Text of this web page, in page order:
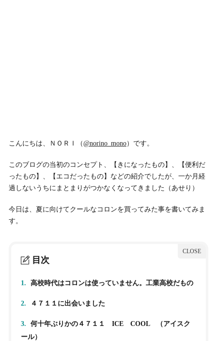
こんにちは、ＮＯＲＩ（@norino_mono）です。
このブログの当初のコンセプト、【きになったもの】、【便利だ
ったもの】、【エコだったもの】などの紹介でしたが、一か月経
過しないうちにまとまりがつかなくなってきました（あせり）
今日は、夏に向けてクールなコロンを買ってみた事を書いてみま
す。
目次
1. 高校時代はコロンは使っていません。工業高校だもの
2. ４７１１に出会いました
3.
何十年ぶりかの４７１１ ICE COOL （アイスク
ール）